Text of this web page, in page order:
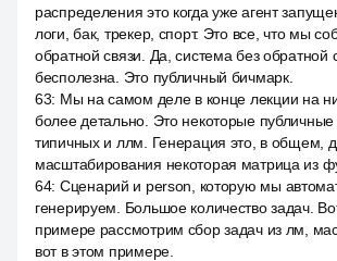
распределения это когда уже агент
логи, бак, трекер, спорт. Это все, что мы
обратной связи. Да, система без обратной
бесполезна. Это публичный бичмарк.
63: Мы на самом деле в конце лекции на
более детально. Это некоторые публичные
типичных и ллм. Генерация это, в общем,
масштабирования некоторая матрица из
64: Сценарий и person, которую мы
генерируем. Большое количество задач.
примере рассмотрим сбор задач из лм,
вот в этом примере.